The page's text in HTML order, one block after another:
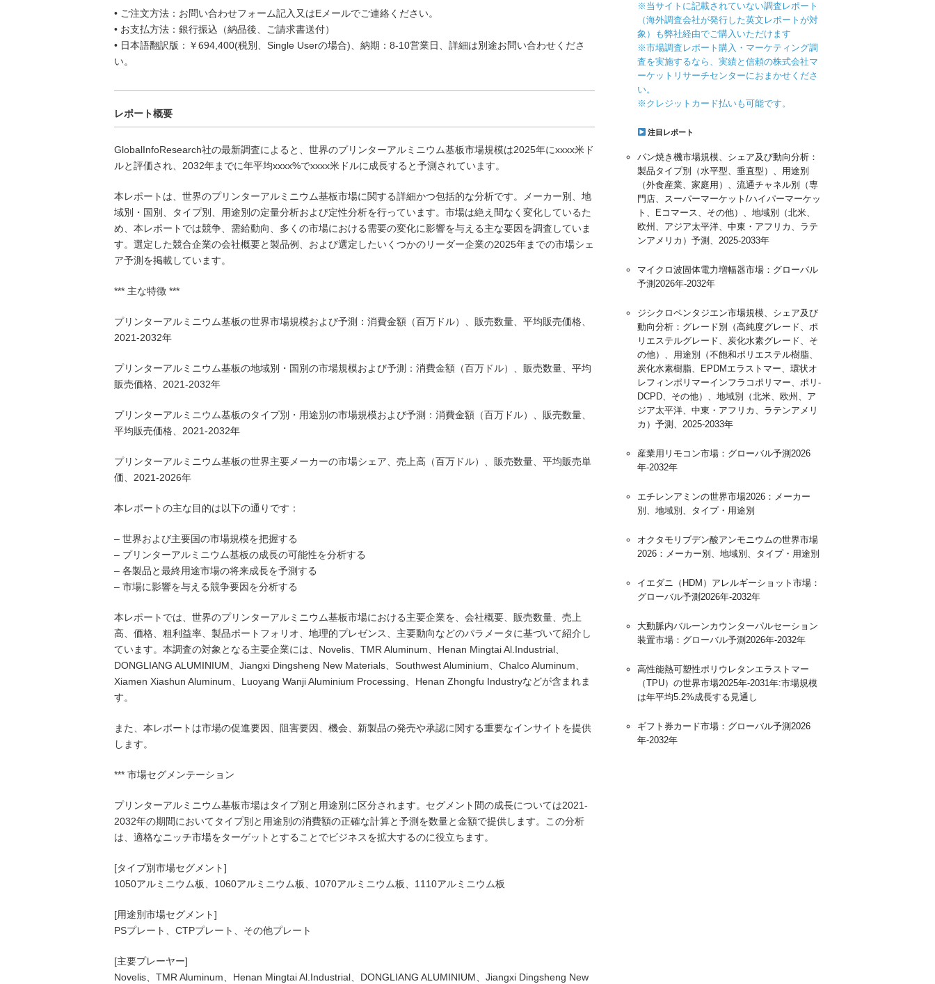
• ご注文方法：お問い合わせフォーム記入又はEメールでご連絡ください。
• お支払方法：銀行振込（納品後、ご請求書送付）
• 日本語翻訳版：￥694,400(税別、Single Userの場合)、納期：8-10営業日、詳細は別途お問い合わせくださ
い。
レポート概要
GlobalInfoResearch社の最新調査によると、世界のプリンターアルミニウム基板市場規模は2025年にxxxx米ド
ルと評価され、2032年までに年平均xxxx%でxxxx米ドルに成長すると予測されています。
本レポートは、世界のプリンターアルミニウム基板市場に関する詳細かつ包括的な分析です。メーカー別、地
域別・国別、タイプ別、用途別の定量分析および定性分析を行っています。市場は絶え間なく変化しているた
め、本レポートでは競争、需給動向、多くの市場における需要の変化に影響を与える主な要因を調査していま
す。選定した競合企業の会社概要と製品例、および選定したいくつかのリーダー企業の2025年までの市場シェ
ア予測を掲載しています。
*** 主な特徴 ***
プリンターアルミニウム基板の世界市場規模および予測：消費金額（百万ドル）、販売数量、平均販売価格、
2021-2032年
プリンターアルミニウム基板の地域別・国別の市場規模および予測：消費金額（百万ドル）、販売数量、平均
販売価格、2021-2032年
プリンターアルミニウム基板のタイプ別・用途別の市場規模および予測：消費金額（百万ドル）、販売数量、
平均販売価格、2021-2032年
プリンターアルミニウム基板の世界主要メーカーの市場シェア、売上高（百万ドル）、販売数量、平均販売単
価、2021-2026年
本レポートの主な目的は以下の通りです：
– 世界および主要国の市場規模を把握する
– プリンターアルミニウム基板の成長の可能性を分析する
– 各製品と最終用途市場の将来成長を予測する
– 市場に影響を与える競争要因を分析する
本レポートでは、世界のプリンターアルミニウム基板市場における主要企業を、会社概要、販売数量、売上
高、価格、粗利益率、製品ポートフォリオ、地理的プレゼンス、主要動向などのパラメータに基づいて紹介し
ています。本調査の対象となる主要企業には、Novelis、TMR Aluminum、Henan Mingtai Al.Industrial、
DONGLIANG ALUMINIUM、Jiangxi Dingsheng New Materials、Southwest Aluminium、Chalco Aluminum、
Xiamen Xiashun Aluminum、Luoyang Wanji Aluminium Processing、Henan Zhongfu Industryなどが含まれま
す。
また、本レポートは市場の促進要因、阻害要因、機会、新製品の発売や承認に関する重要なインサイトを提供
します。
*** 市場セグメンテーション
プリンターアルミニウム基板市場はタイプ別と用途別に区分されます。セグメント間の成長については2021-
2032年の期間においてタイプ別と用途別の消費額の正確な計算と予測を数量と金額で提供します。この分析
は、適格なニッチ市場をターゲットとすることでビジネスを拡大するのに役立ちます。
[タイプ別市場セグメント]
1050アルミニウム板、1060アルミニウム板、1070アルミニウム板、1110アルミニウム板
[用途別市場セグメント]
PSプレート、CTPプレート、その他プレート
[主要プレーヤー]
Novelis、TMR Aluminum、Henan Mingtai Al.Industrial、DONGLIANG ALUMINIUM、Jiangxi Dingsheng New
※当サイトに記載されていない調査レポート
（海外調査会社が発行した英文レポートが対
象）も弊社経由でご購入いただけます
※市場調査レポート購入・マーケティング調
査を実施するなら、実績と信頼の株式会社マ
ーケットリサーチセンターにおまかせくださ
い。
※クレジットカード払いも可能です。
注目レポート
パン焼き機市場規模、シェア及び動向分析：
製品タイプ別（水平型、垂直型）、用途別
（外食産業、家庭用）、流通チャネル別（専
門店、スーパーマーケット/ハイパーマーケッ
ト、Eコマース、その他）、地域別（北米、
欧州、アジア太平洋、中東・アフリカ、ラテ
ンアメリカ）予測、2025-2033年
マイクロ波固体電力増幅器市場：グローバル
予測2026年-2032年
ジシクロペンタジエン市場規模、シェア及び
動向分析：グレード別（高純度グレード、ポ
リエステルグレード、炭化水素グレード、そ
の他）、用途別（不飽和ポリエステル樹脂、
炭化水素樹脂、EPDMエラストマー、環状オ
レフィンポリマーインフラコポリマー、ポリ-
DCPD、その他）、地域別（北米、欧州、ア
ジア太平洋、中東・アフリカ、ラテンアメリ
カ）予測、2025-2033年
産業用リモコン市場：グローバル予測2026
年-2032年
エチレンアミンの世界市場2026：メーカー
別、地域別、タイプ・用途別
オクタモリブデン酸アンモニウムの世界市場
2026：メーカー別、地域別、タイプ・用途別
イエダニ（HDM）アレルギーショット市場：
グローバル予測2026年-2032年
大動脈内バルーンカウンターパルセーション
装置市場：グローバル予測2026年-2032年
高性能熱可塑性ポリウレタンエラストマー
（TPU）の世界市場2025年-2031年:市場規模
は年平均5.2%成長する見通し
ギフト券カード市場：グローバル予測2026
年-2032年